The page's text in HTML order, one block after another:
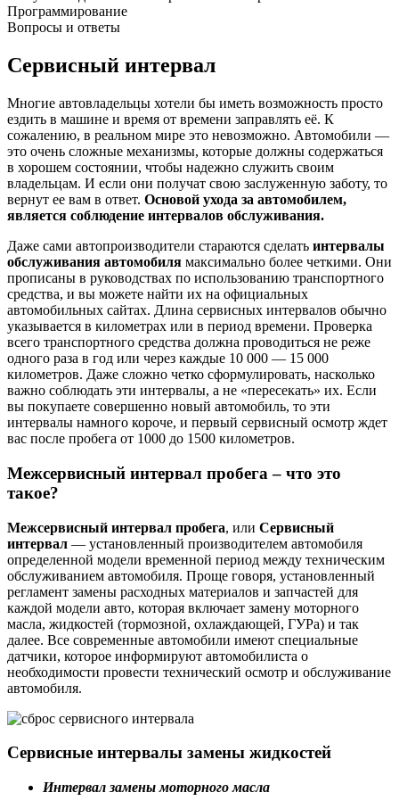
Программирование
Вопросы и ответы
Сервисный интервал
Многие автовладельцы хотели бы иметь возможность просто
ездить в машине и время от времени заправлять её. К
сожалению, в реальном мире это невозможно. Автомобили —
это очень сложные механизмы, которые должны содержаться
в хорошем состоянии, чтобы надежно служить своим
владельцам. И если они получат свою заслуженную заботу, то
вернут ее вам в ответ. Основой ухода за автомобилем,
является соблюдение интервалов обслуживания.
Даже сами автопроизводители стараются сделать интервалы
обслуживания автомобиля максимально более четкими. Они
прописаны в руководствах по использованию транспортного
средства, и вы можете найти их на официальных
автомобильных сайтах. Длина сервисных интервалов обычно
указывается в километрах или в период времени. Проверка
всего транспортного средства должна проводиться не реже
одного раза в год или через каждые 10 000 — 15 000
километров. Даже сложно четко сформулировать, насколько
важно соблюдать эти интервалы, а не «пересекать» их. Если
вы покупаете совершенно новый автомобиль, то эти
интервалы намного короче, и первый сервисный осмотр ждет
вас после пробега от 1000 до 1500 километров.
Межсервисный интервал пробега – что это
такое?
Межсервисный интервал пробега, или Сервисный
интервал — установленный производителем автомобиля
определенной модели временной период между техническим
обслуживанием автомобиля. Проще говоря, установленный
регламент замены расходных материалов и запчастей для
каждой модели авто, которая включает замену моторного
масла, жидкостей (тормозной, охлаждающей, ГУРа) и так
далее. Все современные автомобили имеют специальные
датчики, которое информируют автомобилиста о
необходимости провести технический осмотр и обслуживание
автомобиля.
Сервисные интервалы замены жидкостей
Интервал замены моторного масла